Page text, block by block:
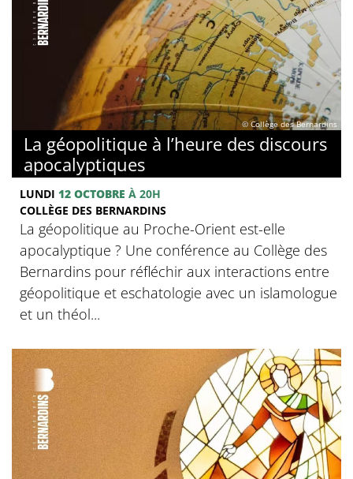
© Collège des Bernardins
La géopolitique à l’heure des discours
apocalyptiques
LUNDI 12 OCTOBRE À 20H
COLLÈGE DES BERNARDINS
La géopolitique au Proche-Orient est-elle
apocalyptique ? Une conférence au Collège des
Bernardins pour réfléchir aux interactions entre
géopolitique et eschatologie avec un islamologue
et un théol...